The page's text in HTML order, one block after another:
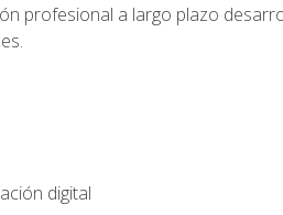
profesional a largo plazo
digital